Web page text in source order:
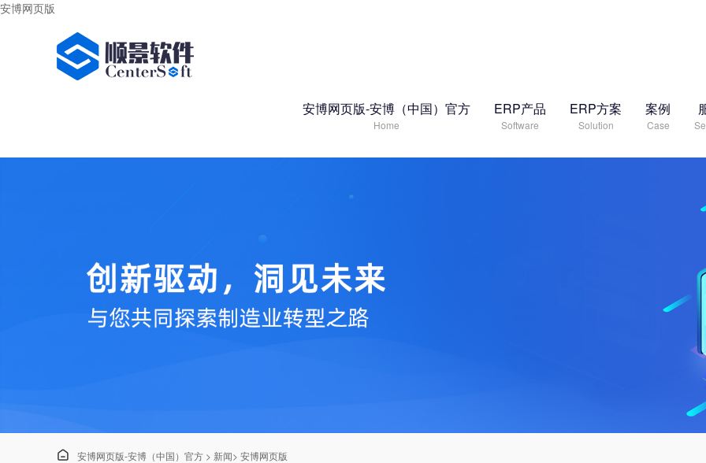
安博网页版
安博网页版-安博（中国）官方
Home
ERP产品
Software
ERP方案
Solution
案例
Case
 安博网页版-安博（中国）官方 > 新闻> 安博网页版